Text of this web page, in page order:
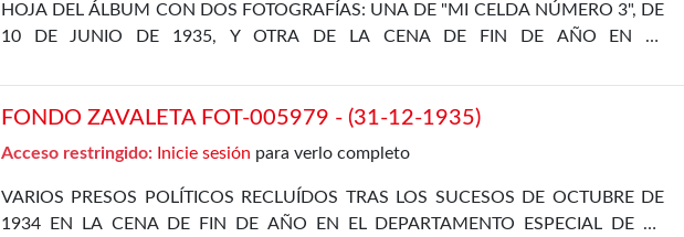
HOJA DEL ÁLBUM CON DOS FOTOGRAFÍAS: UNA DE "MI CELDA NÚMERO 3", DE
10 DE JUNIO DE 1935, Y OTRA DE LA CENA DE FIN DE AÑO EN EL
FONDO ZAVALETA FOT-005979 - (31-12-1935)
Acceso restringido: Inicie sesión para verlo completo
VARIOS PRESOS POLÍTICOS RECLUÍDOS TRAS LOS SUCESOS DE OCTUBRE DE
1934 EN LA CENA DE FIN DE AÑO EN EL DEPARTAMENTO ESPECIAL DE LA